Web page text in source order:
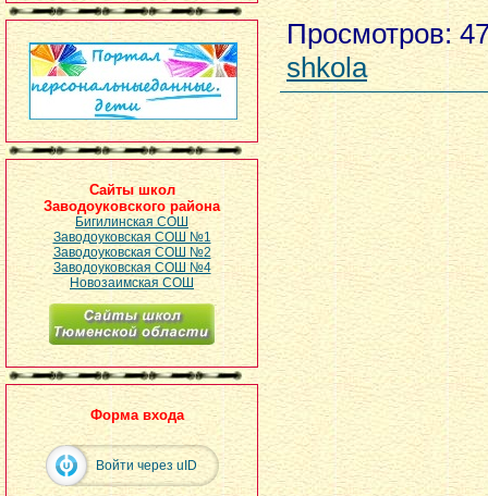
Сайты школ
Заводоуковского района
Бигилинская СОШ
Заводоуковская СОШ №1
Заводоуковская СОШ №2
Заводоуковская СОШ №4
Новозаимская СОШ
Форма входа
Войти через uID
Просмотров:
shkola